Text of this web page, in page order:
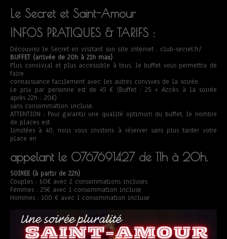
Le Secret et Saint-Amour
INFOS PRATIQUES & TARIFS :
Découvrez le Secret en visitant son site internet : club-secret.fr/
BUFFET (arrivée de 20h à 21h max)
Plus convivial et plus accessible à tous, le buffet vous permettra de
faire
connaissance facilement avec les autres convives de la soirée.
Le prix par personne est de 45 € (Buffet : 25 + Accès à la soirée
après 22h : 20€)
sans consommation incluse.
ATTENTION : Pour garantir une qualité optimum du buffet, le nombre
de places est
limitées à 40, nous vous invitons à réserver sans plus tarder votre
place en
appelant le 0767691427 de 11h à 20h.
SOIREE (à partir de 22h)
Couples : 60€ avec 2 consommations incluses
Femmes : 25€ avec 1 consommation incluse
Hommes : 100 € avec 1 consommation incluse